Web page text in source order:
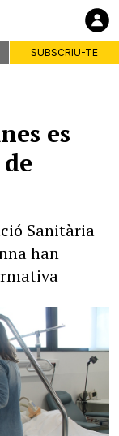
SUBSCRIU-TE
es
Sanitària
han